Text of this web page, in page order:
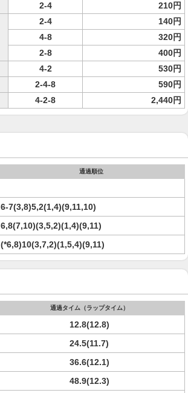
2-4 210円
2-4
140円
4-8
320円
2-8
400円
4-2
530円
2-4-8
590円
4-2-8 2,440円
通過順位
6-7(3,8)5,2(1,4)(9,11,10)
6,8(7,10)(3,5,2)(1,4)(9,11)
(*6,8)10(3,7,2)(1,5,4)(9,11)
通過タイム（ラップタイム）
12.8(12.8)
24.5(11.7)
36.6(12.1)
48.9(12.3)